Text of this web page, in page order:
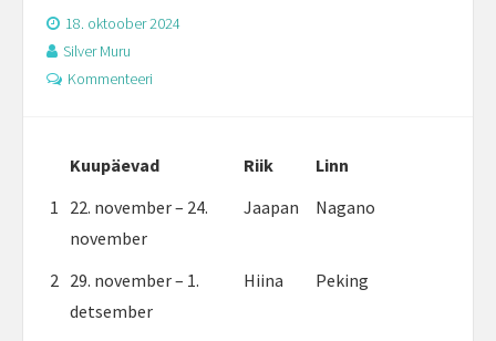
18. oktoober 2024
Silver Muru
Kommenteeri
Kuupäevad Riik
Linn
1 22. november – 24.
november
Jaapan Nagano
2 29. november – 1.
detsember
Hiina Peking